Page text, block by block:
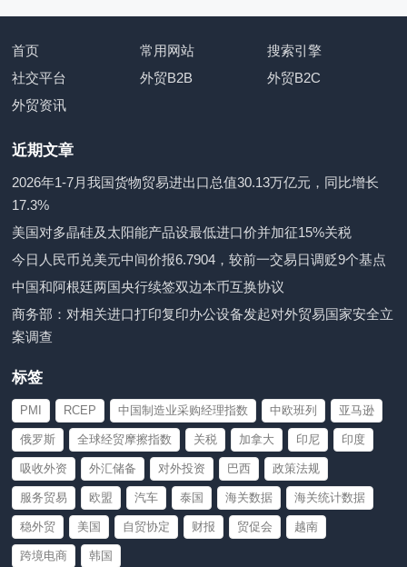
首页 常用网站
搜索引擎
社交平台
外贸B2B
外贸B2C
外贸资讯
近期文章
2026年1-7月我国货物贸易进出口总值30.13万亿元，同比增长
17.3%
美国对多晶硅及太阳能产品设最低进口价并加征15%关税
今日人民币兑美元中间价报6.7904，较前一交易日调贬9个基点
中国和阿根廷两国央行续签双边本币互换协议
商务部：对相关进口打印复印办公设备发起对外贸易国家安全立
案调查
标签
PMI RCEP 中国制造业采购经理指数 中欧班列 亚马逊
俄罗斯 全球经贸摩擦指数 关税 加拿大 印尼 印度
吸收外资 外汇储备 对外投资 巴西 政策法规
服务贸易 欧盟 汽车 泰国 海关数据 海关统计数据
稳外贸 美国 自贸协定 财报 贸促会 越南
跨境电商 韩国